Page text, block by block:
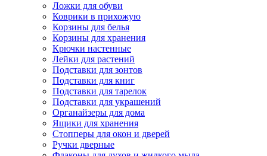
Ложки для обуви
Коврики в прихожую
Корзины для белья
Корзины для хранения
Крючки настенные
Лейки для растений
Подставки для зонтов
Подставки для книг
Подставки для тарелок
Подставки для украшений
Органайзеры для дома
Ящики для хранения
Стопперы для окон и дверей
Ручки дверные